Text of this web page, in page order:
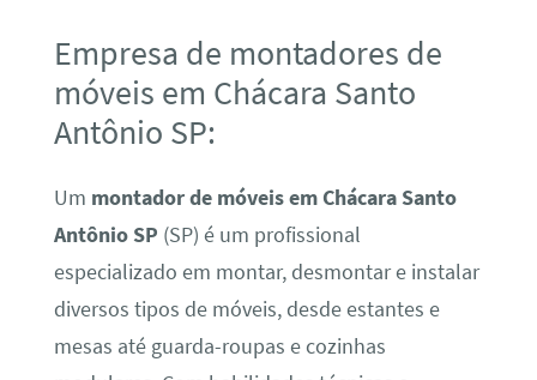
Empresa de montadores de
móveis em Chácara Santo
Antônio SP:
Um montador de móveis em Chácara Santo
Antônio SP (SP) é um profissional
especializado em montar, desmontar e instalar
diversos tipos de móveis, desde estantes e
mesas até guarda-roupas e cozinhas